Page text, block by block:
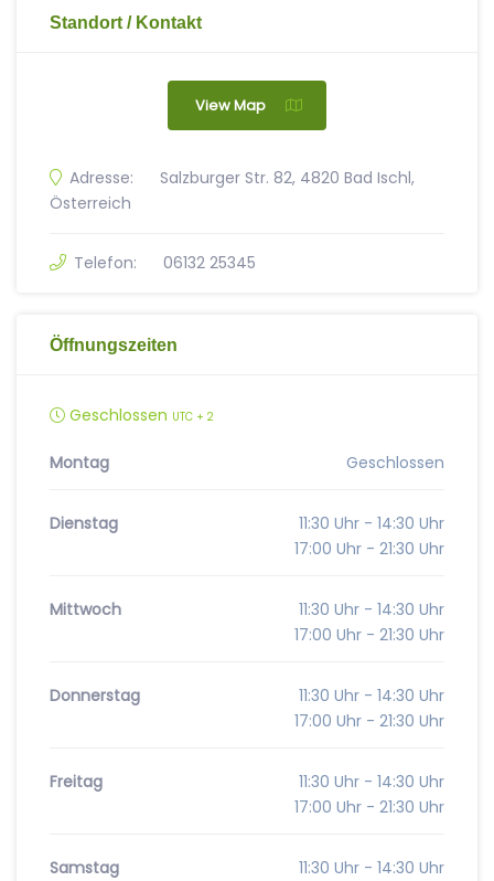
Standort / Kontakt
View Map
Adresse:
Salzburger Str. 82, 4820 Bad Ischl,
Österreich
Telefon: 06132 25345
Öffnungszeiten
Geschlossen UTC + 2
Montag Geschlossen
Dienstag
11:30 Uhr - 14:30 Uhr
17:00 Uhr - 21:30 Uhr
Mittwoch
11:30 Uhr - 14:30 Uhr
17:00 Uhr - 21:30 Uhr
Donnerstag
11:30 Uhr - 14:30 Uhr
17:00 Uhr - 21:30 Uhr
Freitag
11:30 Uhr - 14:30 Uhr
17:00 Uhr - 21:30 Uhr
Samstag
11:30 Uhr - 14:30 Uhr